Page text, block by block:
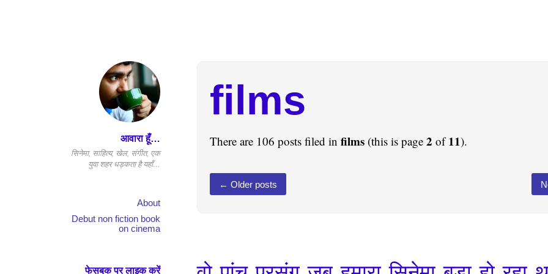
आवारा हूँ…
सिनेमा, साहित्य, खेल, संगीत, एक
युवा शहर धड़कता है यहाँ…
About
Debut non fiction book
on cinema
films
There are 106 posts filed in films (this is page 2 of11).
← Older posts
फेसबुक पर लाइक करें